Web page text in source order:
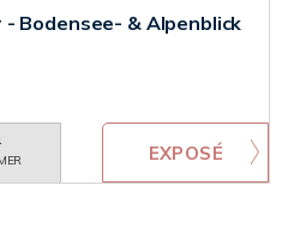
Bodensee- & Alpenblick